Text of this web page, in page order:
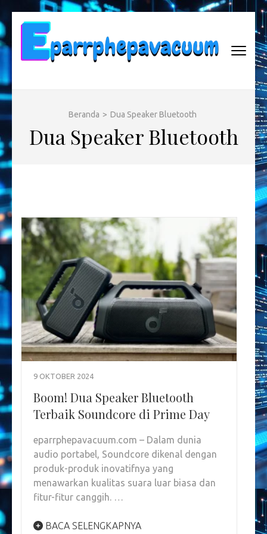
konten
(Tekan
Beranda > Dua Speaker Bluetooth
Dua Speaker Bluetooth
9 OKTOBER 2024
Boom! Dua Speaker Bluetooth
Terbaik Soundcore di Prime Day
eparrphepavacuum.com – Dalam dunia
audio portabel, Soundcore dikenal dengan
produk-produk inovatifnya yang
menawarkan kualitas suara luar biasa dan
fitur-fitur canggih. …
BACA SELENGKAPNYA